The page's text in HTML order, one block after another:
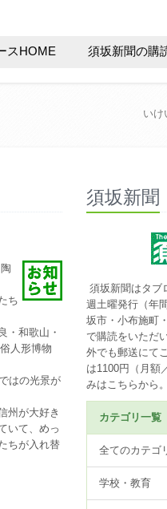
スHOME 須坂新聞の購
いけ
ち
・和歌山・
人形博物
はの光景が
州が大好き
いて、めっ
ちが入れ替
須坂新聞
須坂新聞はタブ
週土曜発行（年
坂市・小布施町
で購読をいただ
外でも郵送にて
は1100円（月額
みはこちらから。
カテゴリ一覧
全てのカテゴ
学校・教育